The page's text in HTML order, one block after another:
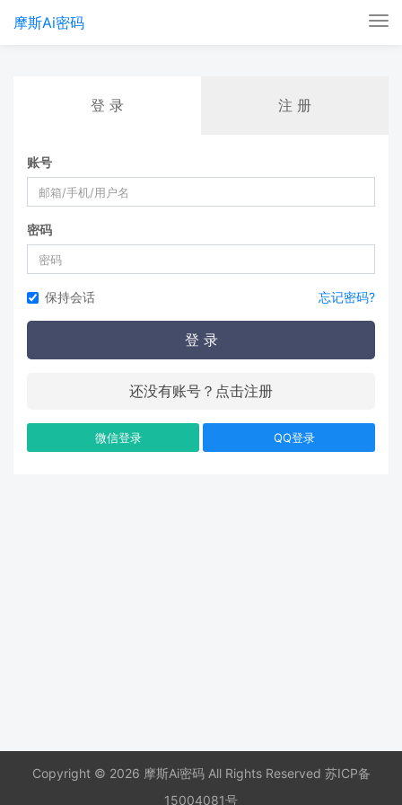
摩斯Ai密码
登 录 注 册
账号
密码
保持会话 忘记密码?
登 录
还没有账号？点击注册
微信登录 QQ登录
Copyright © 2026 摩斯Ai密码 All Rights Reserved 苏ICP备
15004081号